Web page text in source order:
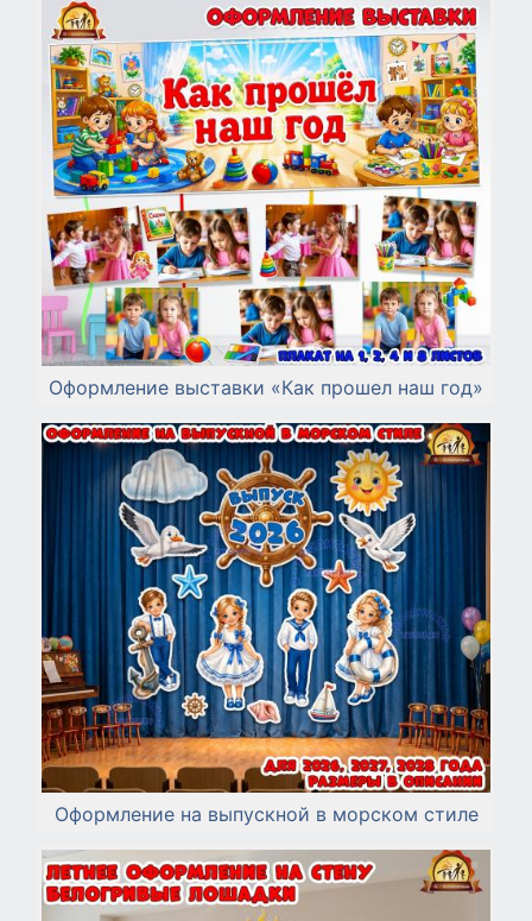
Оформление выставки «Как прошел наш год»
Оформление на выпускной в морском стиле